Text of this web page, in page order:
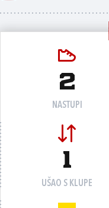
2
NASTUPI
1
UŠAO S KLUPE